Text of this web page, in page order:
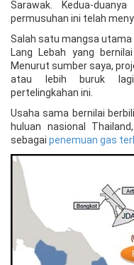
Sarawak. Kedua-
permusuhan ini telah
Salah satu mangsa utama
Lang Lebah yang
Menurut sumber saya,
atau lebih buruk
pertelingkahan ini.
Usaha sama bernilai
huluan nasional
sebagai penemuan gas